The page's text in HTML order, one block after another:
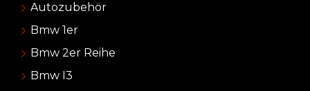
Autozubehör
Bmw 1er
Bmw 2er Reihe
Bmw I3